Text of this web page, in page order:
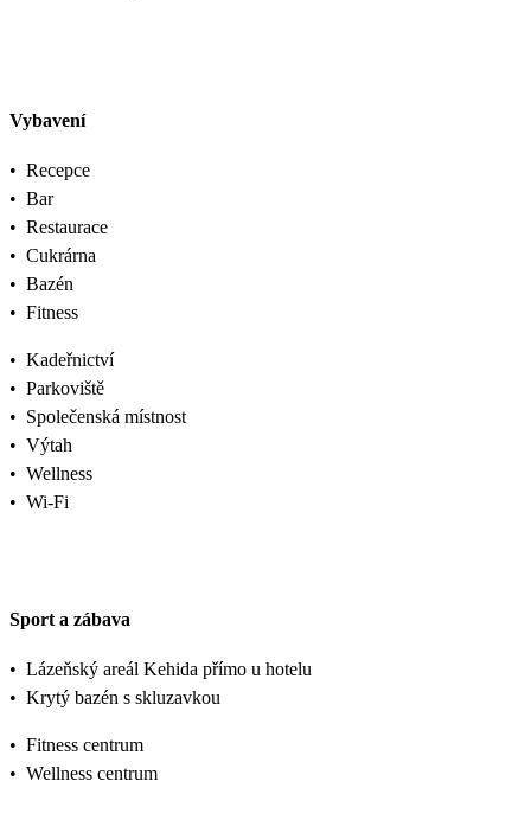
Vybavení
• Recepce
• Bar
• Restaurace
• Cukrárna
• Bazén
• Fitness
• Kadeřnictví
• Parkoviště
• Společenská místnost
• Výtah
• Wellness
• Wi-Fi
Sport a zábava
• Lázeňský areál Kehida přímo u hotelu
• Krytý bazén s skluzavkou
• Fitness centrum
• Wellness centrum